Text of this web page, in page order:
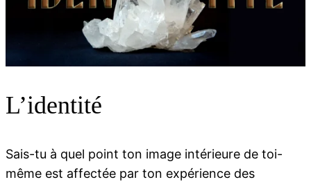
L’identité
Sais-tu à quel point ton image intérieure de toi-
même est affectée par ton expérience des